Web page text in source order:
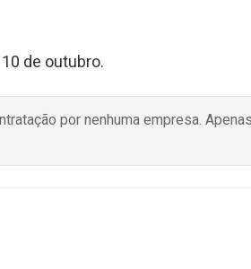
de outubro.
por nenhuma empresa.